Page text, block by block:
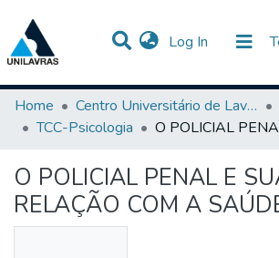
Log In (current)
Communities &
Statistics
All of DSpace
Home
Centro Universitário de Lavras-UNILAVRAS
TCC-Psicologia
O POLICIAL PENAL E
RELAÇÃO COM A